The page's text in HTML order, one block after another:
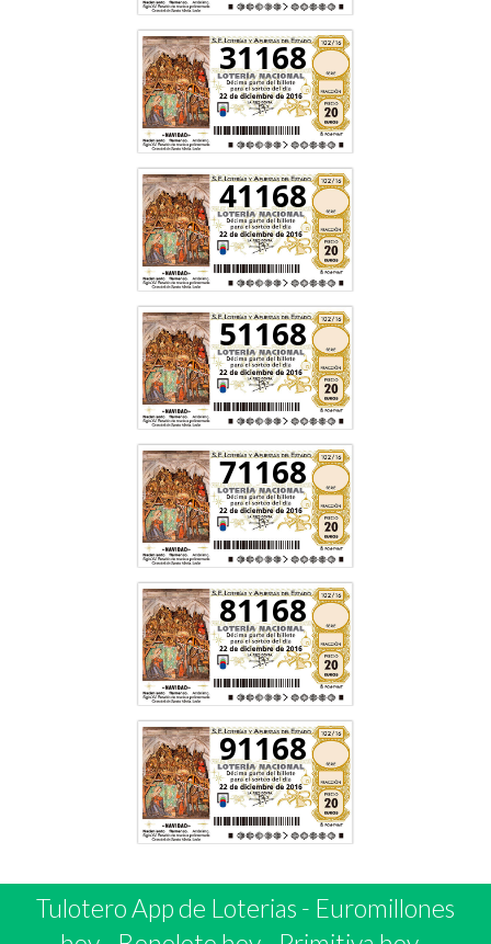
31168
41168
51168
71168
81168
91168
Tulotero App de Loterias - Euromillones